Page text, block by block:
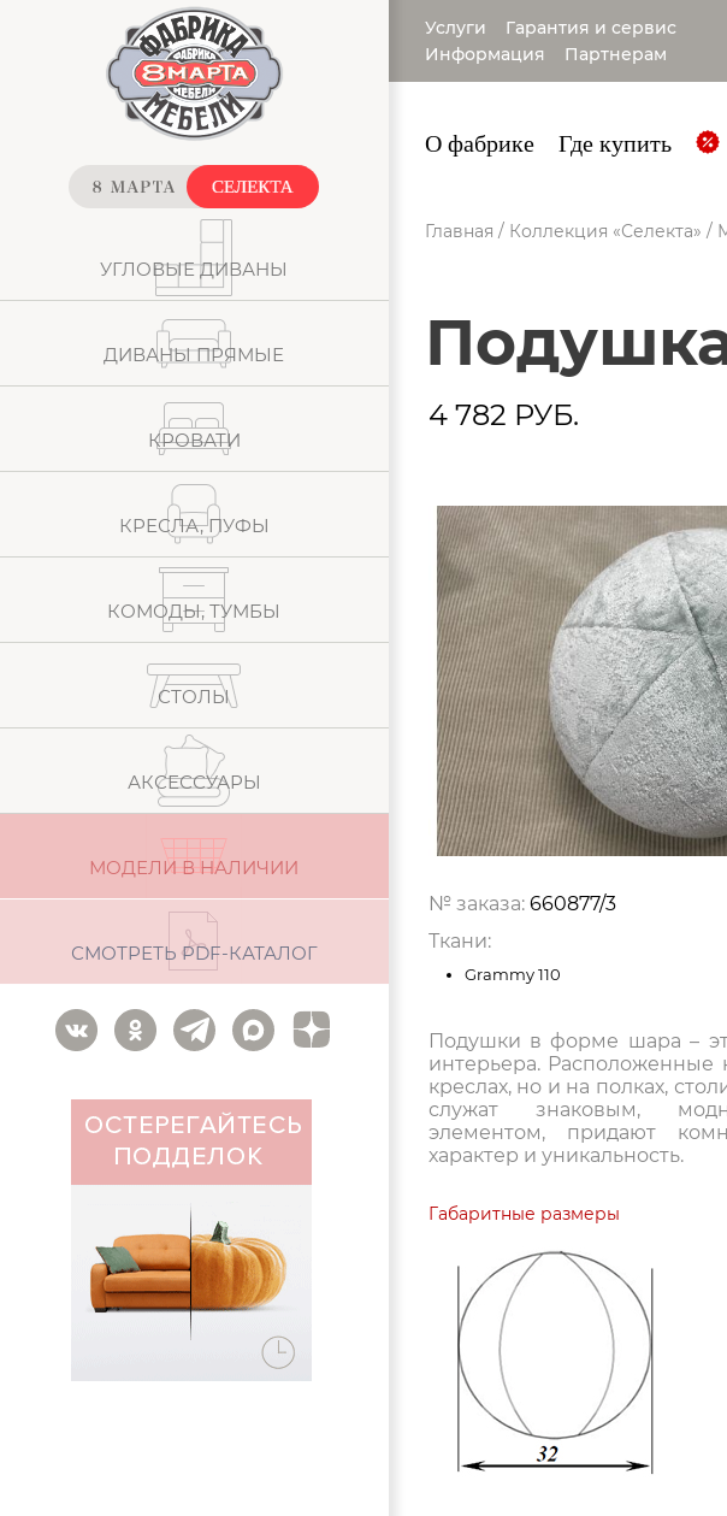
УГЛОВЫЕ ДИВАНЫ
ДИВАНЫ ПРЯМЫЕ
КРОВАТИ
КРЕСЛА, ПУФЫ
КОМОДЫ, ТУМБЫ
СТОЛЫ
АКСЕССУАРЫ
МОДЕЛИ В НАЛИЧИИ
СМОТРЕТЬ PDF-КАТАЛОГ
Услуги
Гарантия и сервис
Информация
Партнерам
О фабрике Где купить
Главная / Коллекция «Селекта» /
4 782 РУБ.
№ заказа: 660877/3
Ткани:
Grammy 110
Подушки в форме шара –
интерьера. Расположенные
креслах, но и на полках,
служат знаковым,
элементом, придают
характер и уникальность.
Габаритные размеры